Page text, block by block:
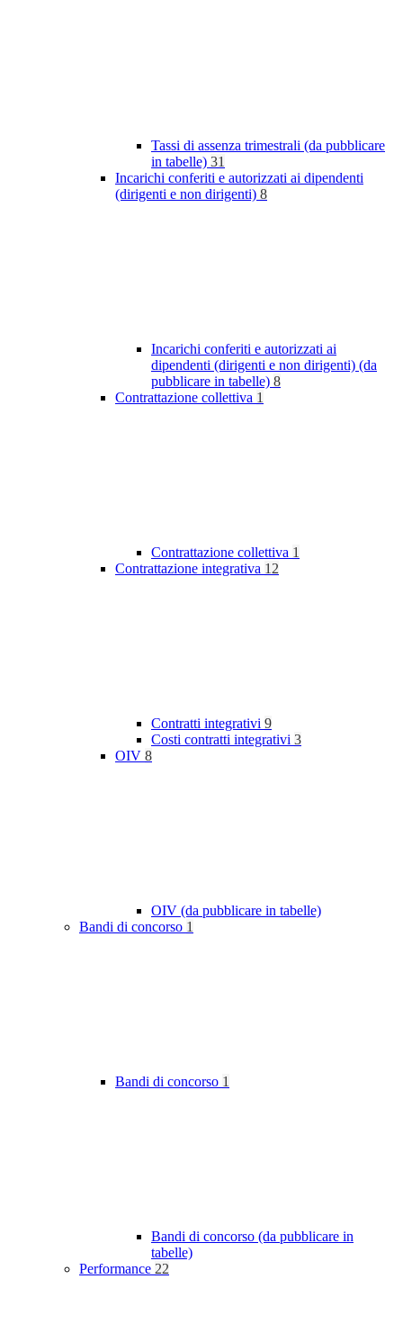
Tassi di assenza trimestrali (da pubblicare
in tabelle) 31
Incarichi conferiti e autorizzati ai dipendenti
(dirigenti e non dirigenti) 8
Incarichi conferiti e autorizzati ai
dipendenti (dirigenti e non dirigenti) (da
pubblicare in tabelle) 8
Contrattazione collettiva 1
Contrattazione collettiva 1
Contrattazione integrativa 12
Contratti integrativi 9
Costi contratti integrativi 3
OIV 8
OIV (da pubblicare in tabelle)
Bandi di concorso 1
Bandi di concorso 1
Bandi di concorso (da pubblicare in
tabelle)
Performance 22